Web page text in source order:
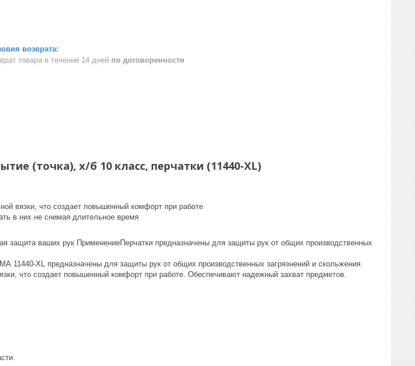
товара в течение 14 дней по договоренности
(точка), х/б 10 класс, перчатки (11440-XL)
вязки, что создает повышенный комфорт при работе
в них не снимая длительное время
защита ваших рук ПрименениеПерчатки предназначены для защиты рук от общих производственных
XL предназначены для защиты рук от общих производственных загрязнений и скольжения.
что создает повышенный комфорт при работе. Обеспечивают надежный захват предметов.